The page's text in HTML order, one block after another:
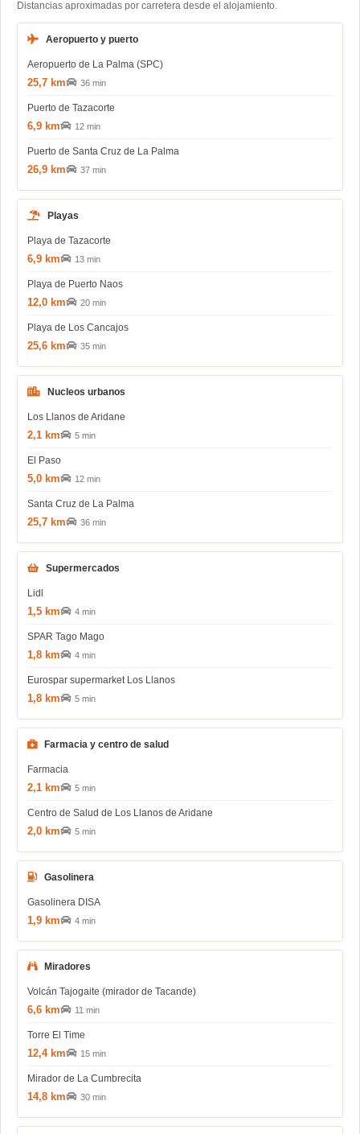
Distancias aproximadas por carretera desde el alojamiento.
Aeropuerto y puerto
Aeropuerto de La Palma (SPC)
25,7 km 36 min
Puerto de Tazacorte
6,9 km 12 min
Puerto de Santa Cruz de La Palma
26,9 km 37 min
Playas
Playa de Tazacorte
6,9 km 13 min
Playa de Puerto Naos
12,0 km 20 min
Playa de Los Cancajos
25,6 km 35 min
Nucleos urbanos
Los Llanos de Aridane
2,1 km 5 min
El Paso
5,0 km 12 min
Santa Cruz de La Palma
25,7 km 36 min
Supermercados
Lidl
1,5 km 4 min
SPAR Tago Mago
1,8 km 4 min
Eurospar supermarket Los Llanos
1,8 km 5 min
Farmacia y centro de salud
Farmacia
2,1 km 5 min
Centro de Salud de Los Llanos de Aridane
2,0 km 5 min
Gasolinera
Gasolinera DISA
1,9 km 4 min
Miradores
Volcán Tajogaite (mirador de Tacande)
6,6 km 11 min
Torre El Time
12,4 km 15 min
Mirador de La Cumbrecita
14,8 km 30 min